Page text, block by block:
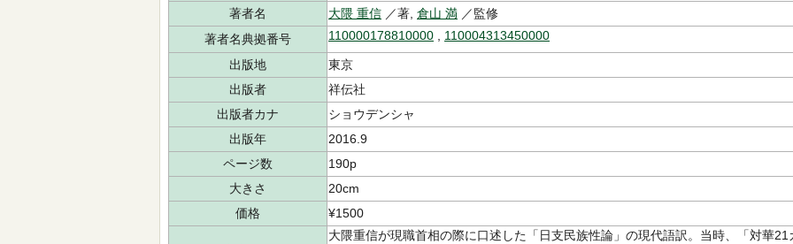
著者名
大隈 重信 ／著, 倉山 満 ／監修
著者名典拠番号
110000178810000 110004313450000
出版地
東京
出版者
祥伝社
出版者カナ
ショウデンシャ
出版年
2016.9
ページ数
190p
大きさ
20cm
価格
¥1500
大隈重信が現職首相の際に口述した「日支民族性論」の現代語訳。当時、「対華21